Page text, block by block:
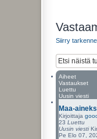
Siirry
Aiheet
Vastaukset
Luettu
Uusin viesti
Maa-
Kirjoittaja
23 Luettu
Uusin viesti
Pe Elo 07,